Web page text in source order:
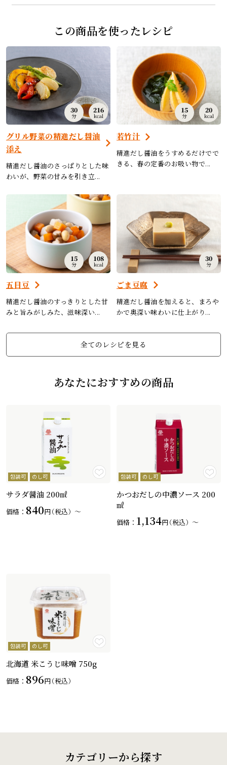
この商品を使ったレシピ
30
分
216
kcal
グリル野菜の精進だし醤油
添え
精進だし醤油のさっぱりとした味
わいが、野菜の甘みを引き立...
15
分
20
kcal
若竹汁
精進だし醤油をうすめるだけでで
きる、春の定番のお吸い物で...
15
分
108
kcal
五目豆
精進だし醤油のすっきりとした甘
みと旨みがしみた、滋味深い...
30
分
ごま豆腐
精進だし醤油を加えると、まろや
かで奥深い味わいに仕上がり...
全てのレシピを見る
あなたにおすすめの商品
包装可 のし可
サラダ醤油 200㎖
価格： 840円（税込）〜
包装可 のし可
かつおだしの中濃ソース 200
㎖
価格： 1,134円（税込）〜
包装可 のし可
北海道 米こうじ味噌 750g
価格： 896円（税込）
カテゴリーから探す